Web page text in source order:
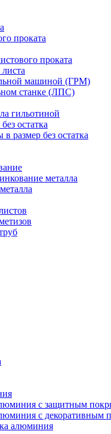
проката
проката
машиной (ГРМ)
станке (ЛПС)
гильотиной
остатка
размер без остатка
металла
с защитным
с декоративным
алюминия